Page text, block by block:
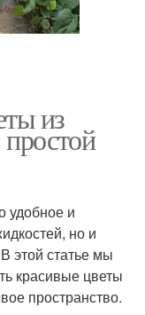
из
удобное и
но и
этой статье мы
красивые цветы
пространство.